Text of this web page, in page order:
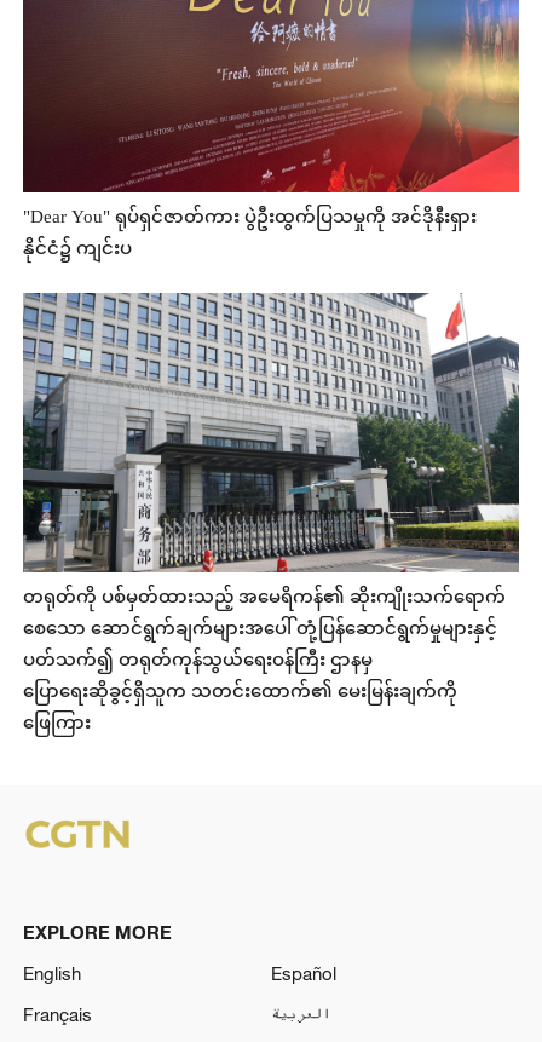
"Dear You" ရုပ်ရှင်ဇာတ်ကား ပွဲဦးထွက်ပြသမှုကို အင်ဒိုနီးရှား
နိုင်ငံ၌ ကျင်းပ
တရုတ်ကို ပစ်မှတ်ထားသည့် အမေရိကန်၏ ဆိုးကျိုးသက်ရောက်
စေသော ဆောင်ရွက်ချက်များအပေါ် တုံ့ပြန်ဆောင်ရွက်မှုများနှင့်
ပတ်သက်၍ တရုတ်ကုန်သွယ်ရေးဝန်ကြီး ဌာနမှ
ပြောရေးဆိုခွင့်ရှိသူက သတင်းထောက်၏ မေးမြန်းချက်ကို
ဖြေကြား
EXPLORE MORE
English
Español
Français
العربية